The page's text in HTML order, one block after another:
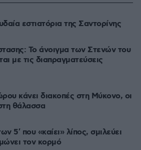
εστιατόρια της Σαντορίνης
Το άνοιγμα των Στενών του
με τις διαπραγματεύσεις
κάνει διακοπές στη Μύκονο, οι
θάλασσα
5′ που «καίει» λίπος, σμιλεύει
τον κορμό